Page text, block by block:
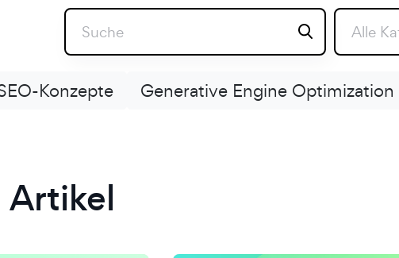
Alle
Konzepte Generative Engine Optimization
Artikel